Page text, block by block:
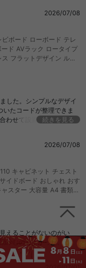
2026/07/08
ボード ローボード テレ
ド AVラック ロータイプ
フラットデザイン ルー
した。シンプルなデザイ
たコードが整理できま
わせて設置してます。
、背面にコードを繋ぐ分
なと思いました。
続きを見る
2026/07/08
キャビネット チェスト
イドボード おしゃれ おす
スター 大容量 A4 書類
レビボード デスク ワゴン
木目調 カウンター下 配線
えることがないのがい
みむのもよかった。